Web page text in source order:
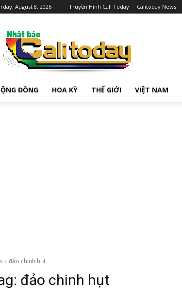
August 8, 2026 Truyền Hình Cali Today Calitoday News
ĐỒNG HOA KỲ THẾ GIỚI VIỆT NAM
đảo chinh hụt
đảo chinh hụt